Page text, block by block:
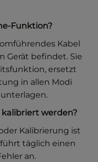
Funktion?
Kabel
Gerät befindet. Sie
ersetzt
in allen Modi
kalibriert werden?
Kalibrierung ist
täglich einen
an.